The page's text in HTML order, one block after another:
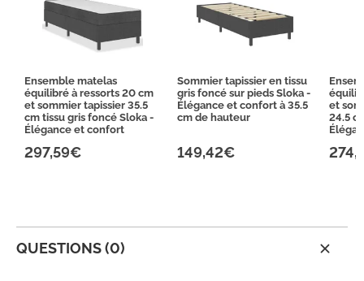
Ensemble matelas
équilibré à ressorts 20 cm
et sommier tapissier 35.5
cm tissu gris foncé Sloka -
Élégance et confort
297,59€
Sommier tapissier en tissu
gris foncé sur pieds Sloka -
Élégance et confort à 35.5
cm de hauteur
149,42€
et
24.5
QUESTIONS (0)